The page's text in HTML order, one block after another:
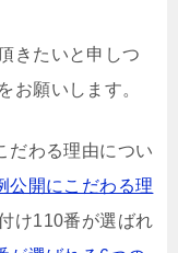
きたいと申しつ
お願いします。
だわる理由につい
公開にこだわる理
け110番が選ばれ